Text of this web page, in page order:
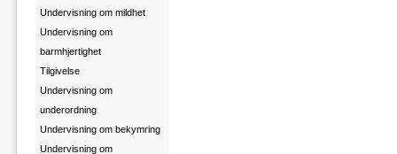
Undervisning om mildhet
Undervisning om
barmhjertighet
Tilgivelse
Undervisning om
underordning
Undervisning om bekymring
Undervisning om